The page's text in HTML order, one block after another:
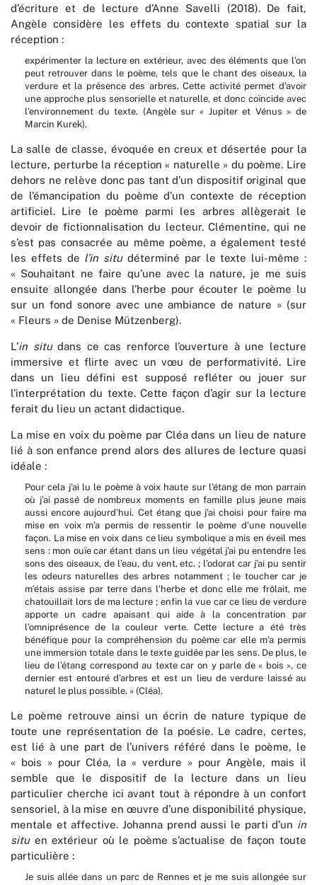
d’écriture et de lecture d’Anne Savelli (2018). De fait,
Angèle considère les effets du contexte spatial sur la
réception :
expérimenter la lecture en extérieur, avec des éléments que l’on
peut retrouver dans le poème, tels que le chant des oiseaux, la
verdure et la présence des arbres. Cette activité permet d’avoir
une approche plus sensorielle et naturelle, et donc coïncide avec
l’environnement du texte. (Angèle sur « Jupiter et Vénus » de
Marcin Kurek).
La salle de classe, évoquée en creux et désertée pour la
lecture, perturbe la réception « naturelle » du poème. Lire
dehors ne relève donc pas tant d’un dispositif original que
de l’émancipation du poème d’un contexte de réception
artificiel. Lire le poème parmi les arbres allègerait le
devoir de fictionnalisation du lecteur. Clémentine, qui ne
s’est pas consacrée au même poème, a également testé
les effets de l’in situdéterminé par le texte lui-même :
« Souhaitant ne faire qu’une avec la nature, je me suis
ensuite allongée dans l’herbe pour écouter le poème lu
sur un fond sonore avec une ambiance de nature » (sur
« Fleurs » de Denise Mützenberg).
L’in situdans ce cas renforce l’ouverture à une lecture
immersive et flirte avec un vœu de performativité. Lire
dans un lieu défini est supposé refléter ou jouer sur
l’interprétation du texte. Cette façon d’agir sur la lecture
ferait du lieu un actant didactique.
La mise en voix du poème par Cléa dans un lieu de nature
lié à son enfance prend alors des allures de lecture quasi
idéale :
Pour cela j’ai lu le poème à voix haute sur l’étang de mon parrain
où j’ai passé de nombreux moments en famille plus jeune mais
aussi encore aujourd’hui. Cet étang que j’ai choisi pour faire ma
mise en voix m’a permis de ressentir le poème d’une nouvelle
façon. La mise en voix dans ce lieu symbolique a mis en éveil mes
sens : mon ouïe car étant dans un lieu végétal j’ai pu entendre les
sons des oiseaux, de l’eau, du vent, etc. ; l’odorat car j’ai pu sentir
les odeurs naturelles des arbres notamment ; le toucher car je
m’étais assise par terre dans l’herbe et donc elle me frôlait, me
chatouillait lors de ma lecture ; enfin la vue car ce lieu de verdure
apporte un cadre apaisant qui aide à la concentration par
l’omniprésence de la couleur verte. Cette lecture a été très
bénéfique pour la compréhension du poème car elle m’a permis
une immersion totale dans le texte guidée par les sens. De plus, le
lieu de l’étang correspond au texte car on y parle de « bois », ce
dernier est entouré d’arbres et est un lieu de verdure laissé au
naturel le plus possible. » (Cléa).
Le poème retrouve ainsi un écrin de nature typique de
toute une représentation de la poésie. Le cadre, certes,
est lié à une part de l’univers référé dans le poème, le
« bois » pour Cléa, la « verdure » pour Angèle, mais il
semble que le dispositif de la lecture dans un lieu
particulier cherche ici avant tout à répondre à un confort
sensoriel, à la mise en œuvre d’une disponibilité physique,
mentale et affective. Johanna prend aussi le parti d’un in
situen extérieur où le poème s’actualise de façon toute
particulière :
Je suis allée dans un parc de Rennes et je me suis allongée sur